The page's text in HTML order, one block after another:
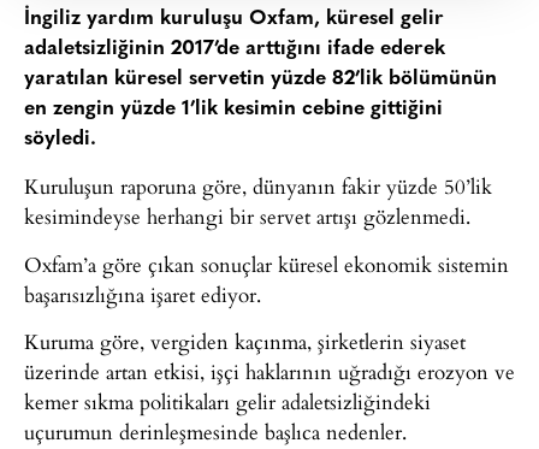
İngiliz yardım kuruluşu Oxfam, küresel gelir
adaletsizliğinin 2017’de arttığını ifade ederek
yaratılan küresel servetin yüzde 82’lik bölümünün
en zengin yüzde 1’lik kesimin cebine gittiğini
söyledi.
Kuruluşun raporuna göre, dünyanın fakir yüzde 50’lik
kesimindeyse herhangi bir servet artışı gözlenmedi.
Oxfam’a göre çıkan sonuçlar küresel ekonomik sistemin
başarısızlığına işaret ediyor.
Kuruma göre, vergiden kaçınma, şirketlerin siyaset
üzerinde artan etkisi, işçi haklarının uğradığı erozyon ve
kemer sıkma politikaları gelir adaletsizliğindeki
uçurumun derinleşmesinde başlıca nedenler.